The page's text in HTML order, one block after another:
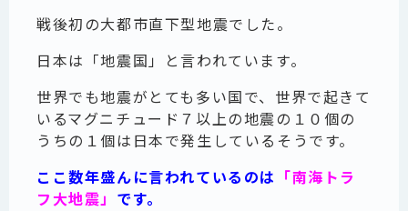
戦後初の大都市直下型地震でした。
日本は「地震国」と言われています。
世界でも地震がとても多い国で、世界で起きて
いるマグニチュード７以上の地震の１０個の
うちの１個は日本で発生しているそうです。
ここ数年盛んに言われているのは 「南海トラ
フ大地震」 です。